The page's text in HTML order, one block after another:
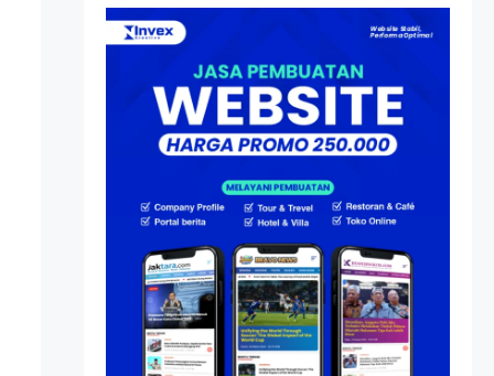
Atas Speedboat-nya, Kini
Ia Menjadi Nakhoda PPU
Artikel
HP Dopod U1000, Laptop
Mini yang Mendahului
Zaman Sebelum Era
iPhone dan Smartphone
Resonansi
Seri 1: Republik Karang
Kedempel, Lahirnya
Politik Non-Blok ke Go-
Blok!
Artikel